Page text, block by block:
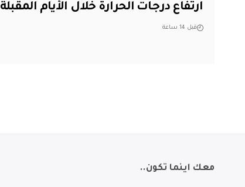
ارتفاع درجات الحرارة خلال الأيام المقبلة
قبل 14 ساعة
معك اينما تكون..